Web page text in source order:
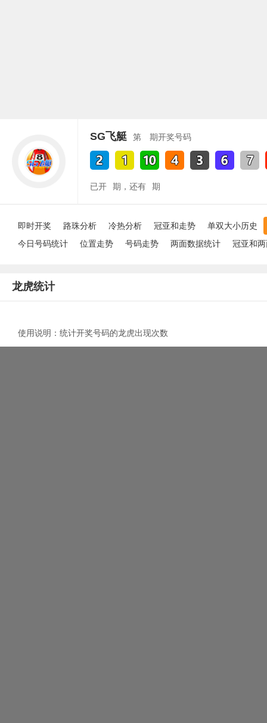
SG飞艇 第 期开奖号码
已开 期，还有 期
即时开奖 路珠分析 冷热分析 冠亚和走势
单双大小历史
今日号码统计
位置走势 号码走势 两面数据统计 冠亚和
龙虎统计
使用说明：统计开奖号码的龙虎出现次数